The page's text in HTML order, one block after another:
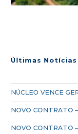
Últimas Notícias
NÚCLEO VENCE
NOVO CONTRATO
NOVO CONTRATO